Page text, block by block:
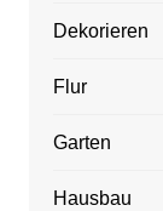
Dekorieren
Flur
Garten
Hausbau